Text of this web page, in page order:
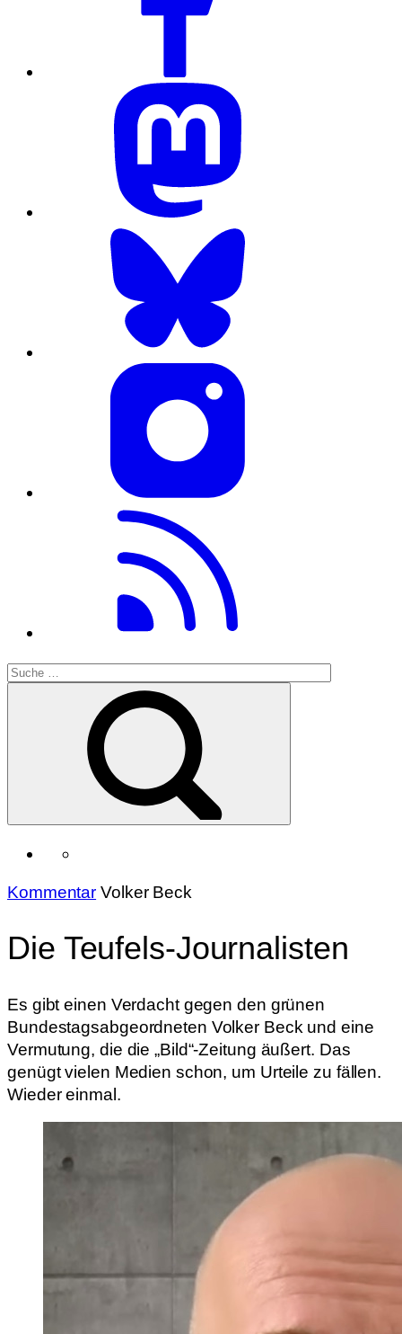
Kommentar Volker Beck
Die Teufels-Journalisten
Es gibt einen Verdacht gegen den grünen
Bundestagsabgeordneten Volker Beck und eine
Vermutung, die die „Bild“-Zeitung äußert. Das
genügt vielen Medien schon, um Urteile zu fällen.
Wieder einmal.